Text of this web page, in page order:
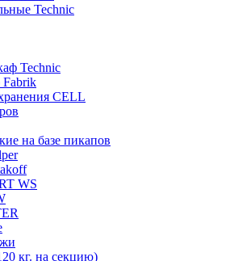
Technic
Technic
CELL
на базе пикапов
WS
кг. на секцию)